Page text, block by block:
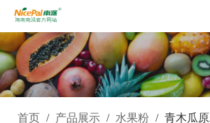
首页 / 产品展示 / 水果粉 / 青木瓜